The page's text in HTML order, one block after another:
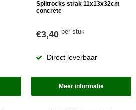
Splitrocks strak 11x13x32cm
concrete
€3,40per stuk
Direct leverbaar
Meer informatie